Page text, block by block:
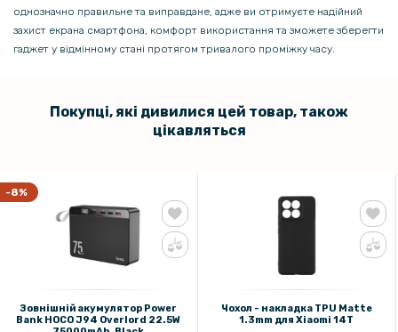
однозначно правильне та виправдане, адже ви отримуєте надійний
захист екрана смартфона, комфорт використання та зможете зберегти
гаджет у відмінному стані протягом тривалого проміжку часу.
Покупці, які дивилися цей товар, також
цікавляться
-8%
Зовнішній акумулятор Power
Bank HOCO J94 Overlord 22.5W
Чохол - накладка TPU Matte
1.3mm для Xiaomi 14T